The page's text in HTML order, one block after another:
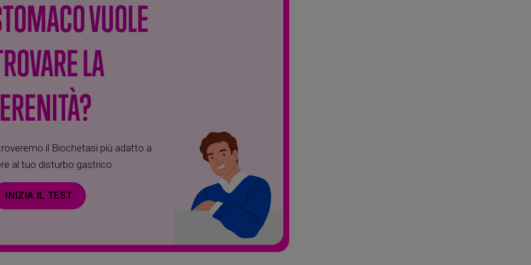
VUOLE
LA
il Biochetasi più adatto a
al tuo disturbo gastrico.
INIZIA IL TEST